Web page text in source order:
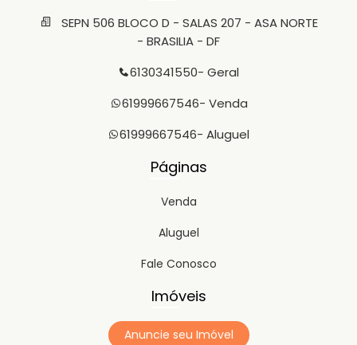
SEPN 506 BLOCO D - SALAS 207 - ASA NORTE
- BRASILIA - DF
6130341550- Geral
61999667546- Venda
61999667546- Aluguel
Páginas
Venda
Aluguel
Fale Conosco
Imóveis
Anuncie seu Imóvel